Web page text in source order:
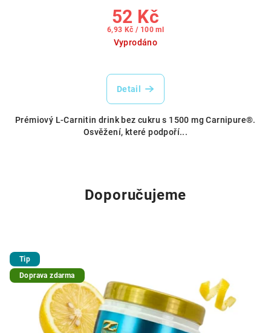
52 Kč
Měrná
6,93 Kč / 100 ml
Vyprodáno
Detail
Prémiový L-Carnitin drink bez cukru s 1500 mg Carnipure®.
Osvěžení, které podpoří...
Doporučujeme
Tip
Doprava zdarma